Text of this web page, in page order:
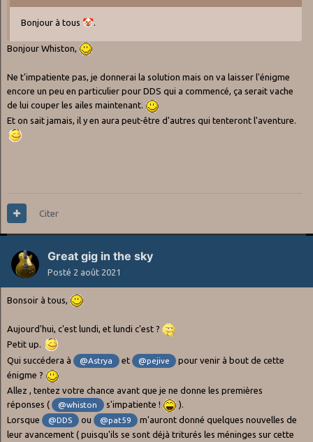
Bonjour à tous 🤡
Bonjour Whiston,
Ne t'impatiente pas, je donnerai la solution mais on va laisser l'énigme
encore un peu en particulier pour DDS qui a commencé, ça serait vache
de lui couper les ailes maintenant.
Et on sait jamais, il y en aura peut-être d'autres qui tenteront l'aventure.
Citer
Great gig in the sky
Posté 2 août 2021
Bonsoir à tous,
Aujourd'hui, c'est lundi, et lundi c'est ?
Petit up.
Qui succédera à
@Astrya et @pejive
pour venir à bout de cette
énigme ?
Allez , tentez votre chance avant que je ne donne les premières
réponses (
@whiston s'impatiente !
).
Lorsque
@DDS ou @pat59
m'auront donné quelques nouvelles de
leur avancement ( puisqu'ils se sont déjà triturés les méninges sur cette